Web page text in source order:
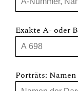
Exakte A- oder
Porträts: